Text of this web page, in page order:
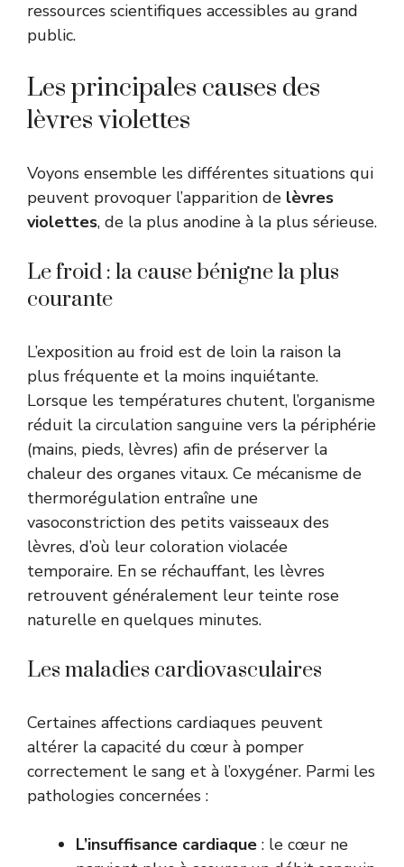
ressources scientifiques accessibles au grand
public.
Les principales causes des
lèvres violettes
Voyons ensemble les différentes situations qui
peuvent provoquer l’apparition de lèvres
violettes, de la plus anodine à la plus sérieuse.
Le froid : la cause bénigne la plus
courante
L’exposition au froid est de loin la raison la
plus fréquente et la moins inquiétante.
Lorsque les températures chutent, l’organisme
réduit la circulation sanguine vers la périphérie
(mains, pieds, lèvres) afin de préserver la
chaleur des organes vitaux. Ce mécanisme de
thermorégulation entraîne une
vasoconstriction des petits vaisseaux des
lèvres, d’où leur coloration violacée
temporaire. En se réchauffant, les lèvres
retrouvent généralement leur teinte rose
naturelle en quelques minutes.
Les maladies cardiovasculaires
Certaines affections cardiaques peuvent
altérer la capacité du cœur à pomper
correctement le sang et à l’oxygéner. Parmi les
pathologies concernées :
L’insuffisance cardiaque : le cœur ne